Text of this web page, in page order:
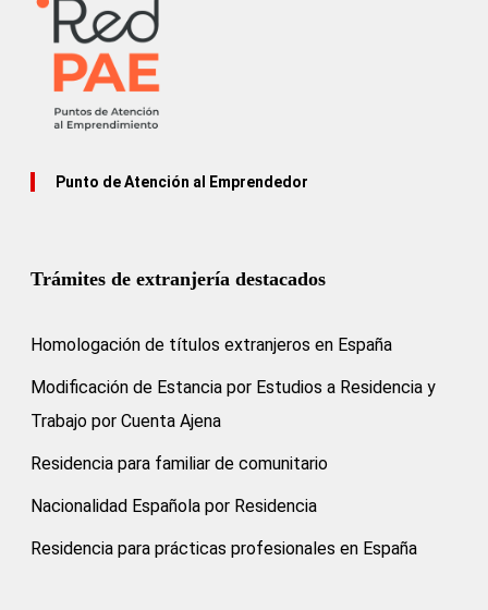
Punto de Atención al Emprendedor
Trámites de extranjería destacados
Homologación de títulos extranjeros en España
Modificación de Estancia por Estudios a Residencia y
Trabajo por Cuenta Ajena
Residencia para familiar de comunitario
Nacionalidad Española por Residencia
Residencia para prácticas profesionales en España